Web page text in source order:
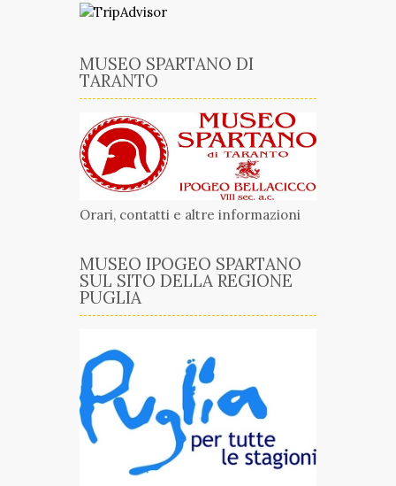
MUSEO SPARTANO DI
TARANTO
Orari, contatti e altre informazioni
MUSEO IPOGEO SPARTANO
SUL SITO DELLA REGIONE
PUGLIA